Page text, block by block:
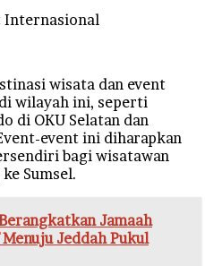
Internasional
wisata dan event
wilayah ini, seperti
di OKU Selatan dan
event ini diharapkan
bagi wisatawan
Sumsel.
Jamaah
Jeddah Pukul